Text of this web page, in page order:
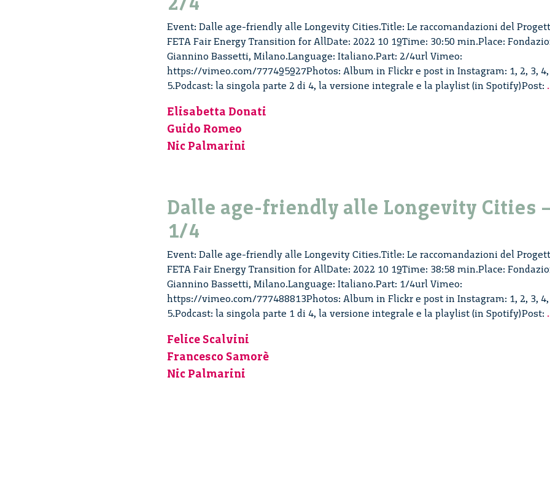
Event: Dalle age-friendly alle Longevity Cities.Title: Le raccomandazioni del
FETA Fair Energy Transition for AllDate: 2022 10 19Time: 30:50 min.Place:
Giannino Bassetti, Milano.Language: Italiano.Part: 2/4url Vimeo:
https://vimeo.com/777495927Photos: Album in Flickr e post in Instagram: 1, 2, 3, 4,
5.Podcast: la singola parte 2 di 4, la versione integrale e la playlist (in Spotify)Post:
Elisabetta Donati
Guido Romeo
Nic Palmarini
Dalle age-friendly alle Longevity Cities
1/4
Event: Dalle age-friendly alle Longevity Cities.Title: Le raccomandazioni del
FETA Fair Energy Transition for AllDate: 2022 10 19Time: 38:58 min.Place:
Giannino Bassetti, Milano.Language: Italiano.Part: 1/4url Vimeo:
https://vimeo.com/777488813Photos: Album in Flickr e post in Instagram: 1, 2, 3, 4,
5.Podcast: la singola parte 1 di 4, la versione integrale e la playlist (in Spotify)Post:
Felice Scalvini
Francesco Samorè
Nic Palmarini